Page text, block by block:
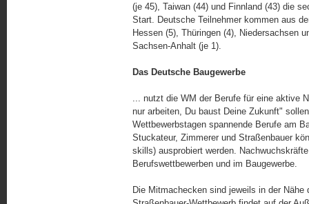
(je 45), Taiwan (44) und Finnland (43) die
Start. Deutsche Teilnehmer kommen aus
Hessen (5), Thüringen (4), Niedersachsen
Sachsen-Anhalt (je 1).
Das Deutsche Baugewerbe
... nutzt die WM der Berufe für eine aktive
nur arbeiten, Du baust Deine Zukunft"
Wettbewerbstagen spannende Berufe am
Stuckateur, Zimmerer und Straßenbauer
skills) ausprobiert werden.
Berufswettbewerben und im Baugewerbe.
Die Mitmachecken sind jeweils in der